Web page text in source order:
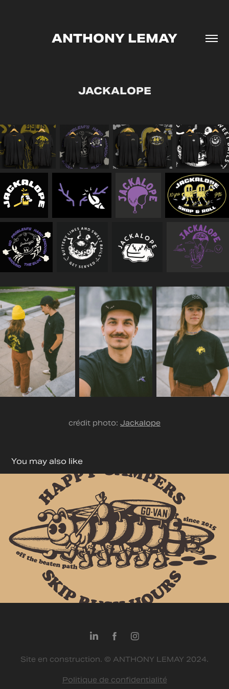
ANTHONY LEMAY
JACKALOPE
crédit photo: Jackalope
You may also like
Go-Van
2022
Site en construction. © ANTHONY LEMAY 2024.
Politique de confidentialité